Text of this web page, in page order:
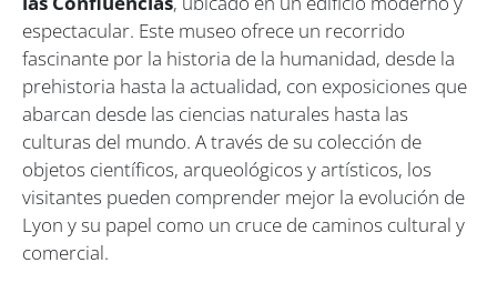
espectacular. Este museo ofrece un recorrido
fascinante por la historia de la humanidad, desde la
prehistoria hasta la actualidad, con exposiciones que
abarcan desde las ciencias naturales hasta las
culturas del mundo. A través de su colección de
objetos científicos, arqueológicos y artísticos, los
visitantes pueden comprender mejor la evolución de
Lyon y su papel como un cruce de caminos cultural y
comercial.